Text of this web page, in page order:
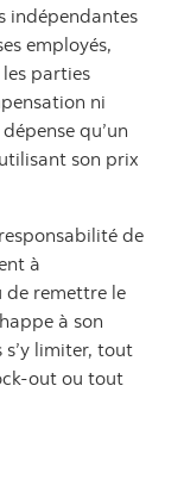
indépendantes
employés,
parties
ni
qu’un
son prix
de
à
de remettre le
à son
limiter, tout
out ou tout